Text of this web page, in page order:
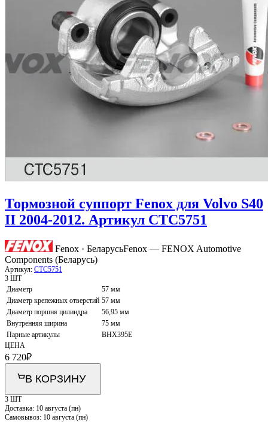
Тормозной суппорт Fenox для Volvo S40
II 2004-2012. Артикул CTC5751
Fenox · БеларусьFenox — FENOX Automotive
Components (Беларусь)
Артикул: CTC5751
3 ШТ
Диаметр
57 мм
Диаметр крепежных отверстий 57 мм
Диаметр поршня цилиндра
56,95 мм
Внутренняя ширина
75 мм
Парные артикулы
BHX395E
ЦЕНА
6 720₽
В КОРЗИНУ
3 ШТ
Доставка: 10 августа (пн)
Самовывоз: 10 августа (пн)